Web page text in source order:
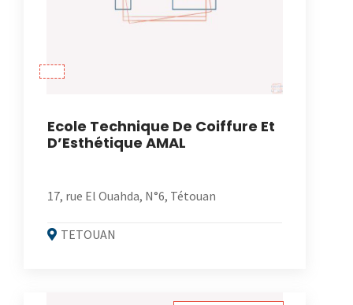
Ecole Technique De Coiffure Et
D’Esthétique AMAL
17, rue El Ouahda, N°6, Tétouan
TETOUAN